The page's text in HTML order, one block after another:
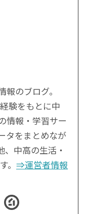
のブログ。
験をもとに中
情報・学習サー
タをまとめなが
、中高の生活・
。 ⇒運営者情報